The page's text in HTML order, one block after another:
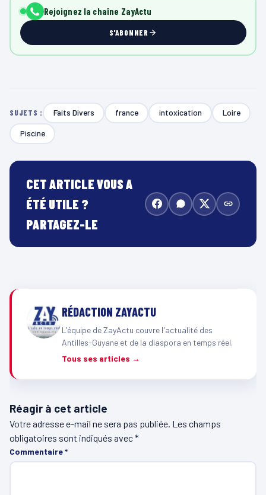
Rejoignez la chaîne ZayActu
S'ABONNER
SUJETS : Faits Divers france intoxication Loire
Piscine
CET ARTICLE VOUS A
ÉTÉ UTILE ?
PARTAGEZ-LE
RÉDACTION ZAYACTU
L'équipe de ZayActu couvre l'actualité des
Antilles-Guyane et de la diaspora en temps réel.
Tous ses articles →
Réagir à cet article
Votre adresse e-mail ne sera pas publiée. Les champs
obligatoires sont indiqués avec*
Commentaire*